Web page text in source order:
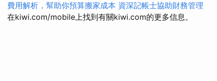
費用解析，幫助你預算搬家成本 資深記帳士協助財務管理
在kiwi.com/mobile上找到有關kiwi.com的更多信息。